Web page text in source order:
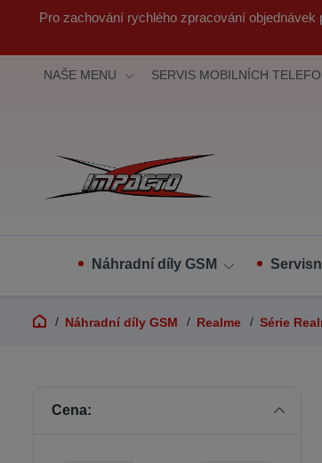
Pro zachování rychlého zpracování
NAŠE MENU SERVIS MOBILNÍCH
Náhradní díly GSM
Náhradní díly GSM Realme Série
Cena: